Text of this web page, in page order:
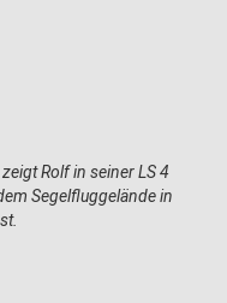
Rolf in seiner LS 4
Segelfluggelände in